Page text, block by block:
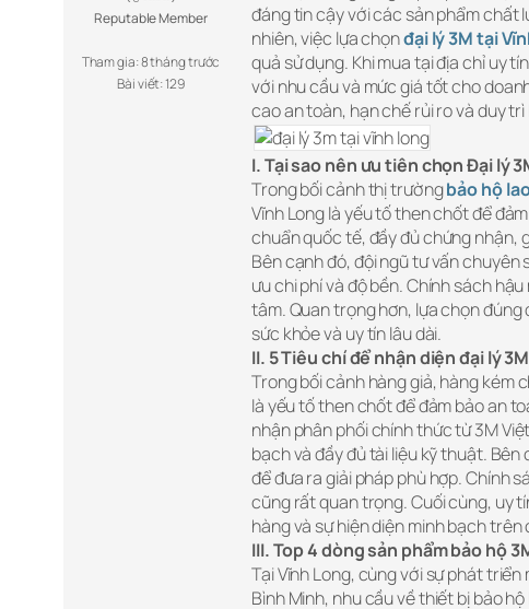
Reputable Member
Tham gia: 8 tháng trước
Bài viết: 129
đáng tin cậy với các sản phẩm chất
nhiên, việc lựa chọnđại lý 3M tại
quả sử dụng. Khi mua tại địa chỉ uy
với nhu cầu và mức giá tốt cho
cao an toàn, hạn chế rủi ro và duy
I. Tại sao nên ưu tiên chọn Đại lý
Trong bối cảnh thị trườngbảo hộ
Vĩnh Long là yếu tố then chốt để
chuẩn quốc tế, đầy đủ chứng nhận,
Bên cạnh đó, đội ngũ tư vấn
ưu chi phí và độ bền. Chính sách
tâm. Quan trọng hơn, lựa chọn
sức khỏe và uy tín lâu dài.
II. 5 Tiêu chí để nhận diện đại lý
Trong bối cảnh hàng giả, hàng kém
là yếu tố then chốt để đảm bảo an
nhận phân phối chính thức từ 3M
bạch và đầy đủ tài liệu kỹ thuật.
để đưa ra giải pháp phù hợp. Chính
cũng rất quan trọng. Cuối cùng, uy
hàng và sự hiện diện minh bạch
III. Top 4 dòng sản phẩm bảo hộ
Tại Vĩnh Long, cùng với sự phát
Bình Minh, nhu cầu về thiết bị bảo